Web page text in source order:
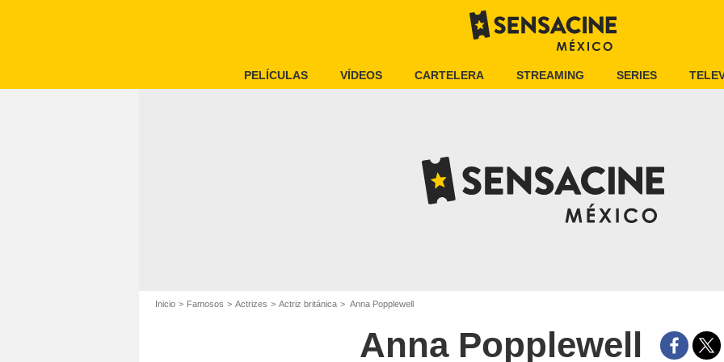
PELÍCULAS VÍDEOS CARTELERA STREAMING SERIES
Inicio Famosos Actrizes Actriz británica Anna Popplewell
Anna Popplewell